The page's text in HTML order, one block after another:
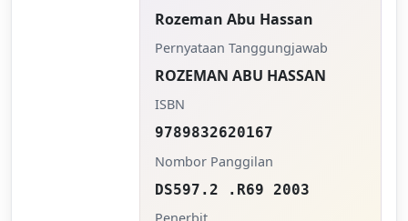
Rozeman Abu Hassan
Pernyataan Tanggungjawab
ROZEMAN ABU HASSAN
ISBN
9789832620167
Nombor Panggilan
DS597.2 .R69 2003